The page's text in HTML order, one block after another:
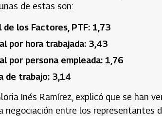
de estas son:
los Factores, PTF: 1,73
por hora trabajada: 3,43
por persona empleada: 1,76
de trabajo: 3,14
Inés Ramírez, explicó que se han
negociación entre los representantes